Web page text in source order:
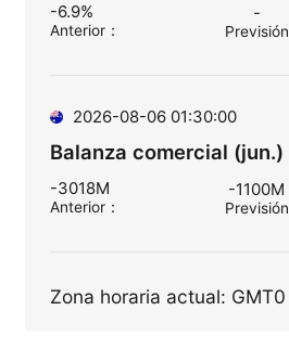
-6.9%
Anterior：
-
Previsión
2026-08-06 01:30:00
Balanza comercial (jun.)
-3018M
Anterior：
-1100M
Previsión
Zona horaria actual: GMT0